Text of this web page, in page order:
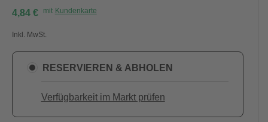
4,84 € mit Kundenkarte
Inkl. MwSt.
RESERVIEREN & ABHOLEN
Verfügbarkeit im Markt prüfen